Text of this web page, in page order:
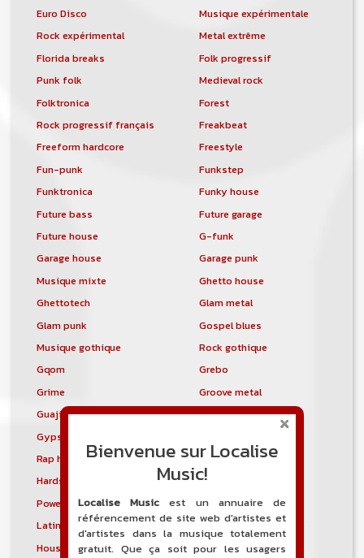
Euro Disco
Musique expérimentale
Rock expérimental
Metal extrême
Florida breaks
Folk progressif
Punk folk
Medieval rock
Folktronica
Forest
Rock progressif français
Freakbeat
Freeform hardcore
Freestyle
Fun-punk
Funkstep
Funktronica
Funky house
Future bass
Future garage
Future house
G-funk
Garage house
Garage punk
Musique mixte
Ghetto house
Ghettotech
Glam metal
Glam punk
Gospel blues
Musique gothique
Rock gothique
Gqom
Grebo
Grime
Groove metal
Guajira
Guaracha
Gypsy punk
Rap hardcore
Industrial hardcore
Hardstep
Hardstyle
Power noise
Heavenly voices
Latin metal
Musique hindoustanie
House progressive
Tropical house
Bienvenue sur Localise
Music!
Localise Music est un annuaire de
référencement de site web d'artistes et
d'artistes dans la musique totalement
gratuit. Que ça soit pour les usagers